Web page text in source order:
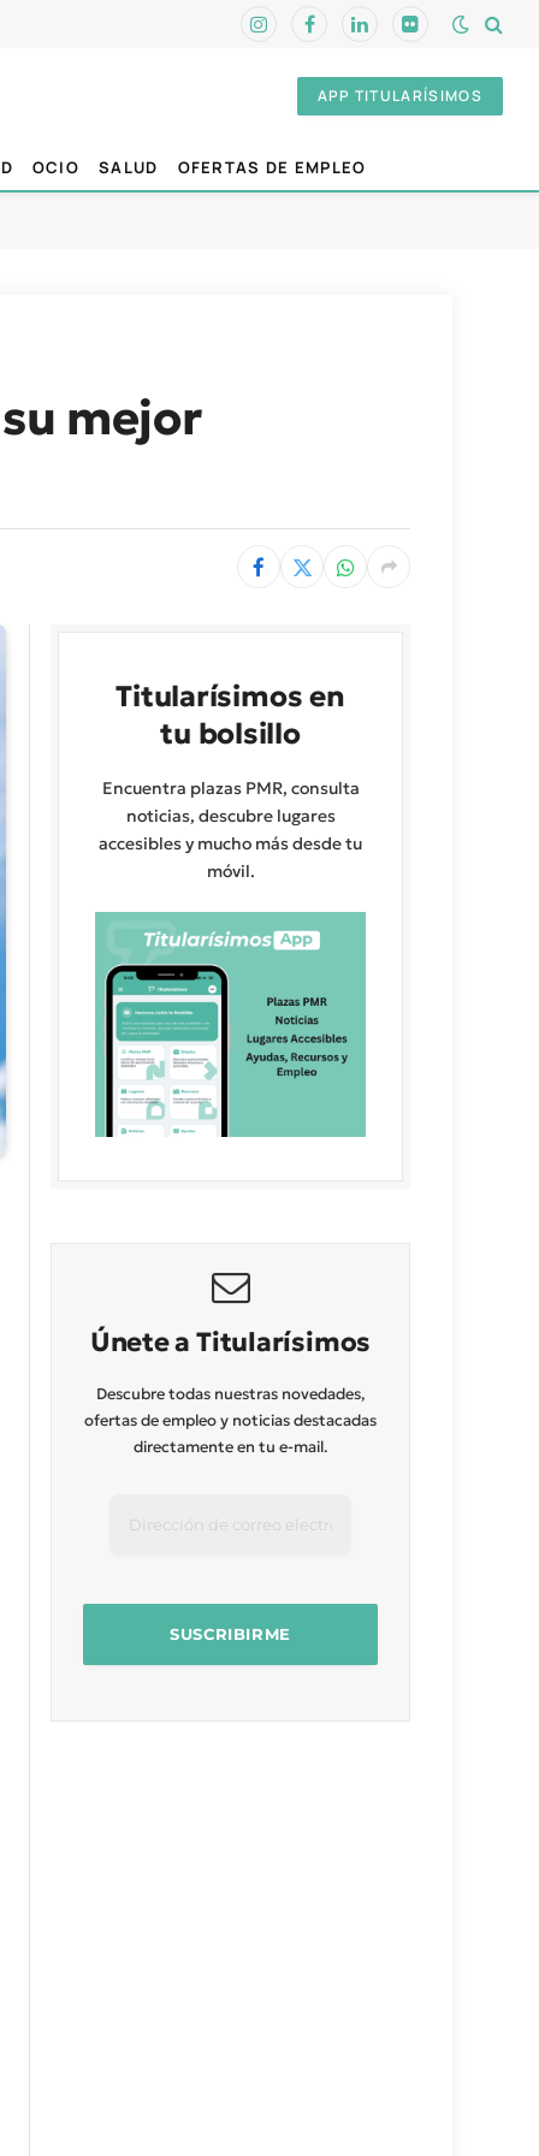
InstagramFacebookLinkedInFlickr
APP TITULARÍSIMOS
OCIO SALUD OFERTAS DE EMPLEO
mejor
Titularísimos en
tu bolsillo
Encuentra plazas PMR, consulta
noticias, descubre lugares
accesibles y mucho más desde tu
móvil.
Únete a Titularísimos
Descubre todas nuestras novedades,
ofertas de empleo y noticias destacadas
directamente en tu e-mail.